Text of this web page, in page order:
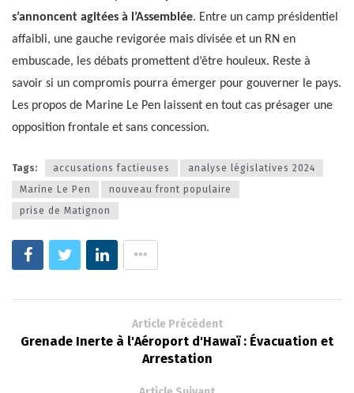
s’annoncent agitées à l’Assemblée. Entre un camp présidentiel
affaibli, une gauche revigorée mais divisée et un RN en
embuscade, les débats promettent d’être houleux. Reste à
savoir si un compromis pourra émerger pour gouverner le pays.
Les propos de Marine Le Pen laissent en tout cas présager une
opposition frontale et sans concession.
Tags: accusations factieuses
analyse législatives 2024
Marine Le Pen
nouveau front populaire
prise de Matignon
Article Précédent
Grenade Inerte à l'Aéroport d'Hawaï : Évacuation et
Arrestation